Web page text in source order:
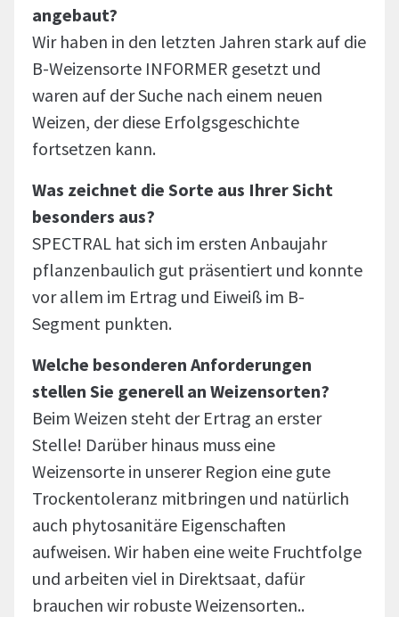
angebaut?
Wir haben in den letzten Jahren stark auf die
B-Weizensorte INFORMER gesetzt und
waren auf der Suche nach einem neuen
Weizen, der diese Erfolgsgeschichte
fortsetzen kann.
Was zeichnet die Sorte aus Ihrer Sicht
besonders aus?
SPECTRAL hat sich im ersten Anbaujahr
pflanzenbaulich gut präsentiert und konnte
vor allem im Ertrag und Eiweiß im B-
Segment punkten.
Welche besonderen Anforderungen
stellen Sie generell an Weizensorten?
Beim Weizen steht der Ertrag an erster
Stelle! Darüber hinaus muss eine
Weizensorte in unserer Region eine gute
Trockentoleranz mitbringen und natürlich
auch phytosanitäre Eigenschaften
aufweisen. Wir haben eine weite Fruchtfolge
und arbeiten viel in Direktsaat, dafür
brauchen wir robuste Weizensorten..